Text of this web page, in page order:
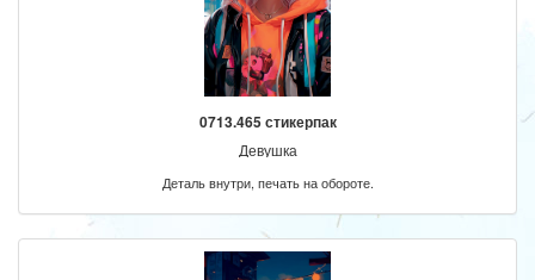
0713.465 стикерпак
Девушка
Деталь внутри, печать на обороте.